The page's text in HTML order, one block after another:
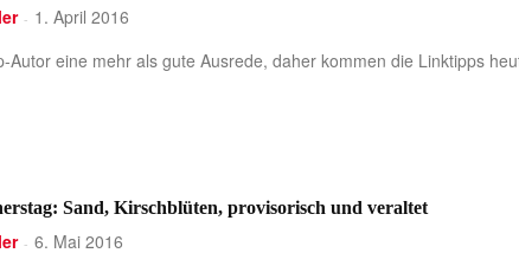
- 1. April 2016
Autor eine mehr als gute Ausrede, daher kommen die Linktipps
Sand, Kirschblüten, provisorisch und veraltet
- 6. Mai 2016